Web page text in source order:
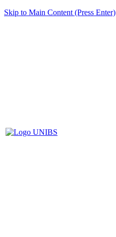
Skip to Main Content (Press Enter)